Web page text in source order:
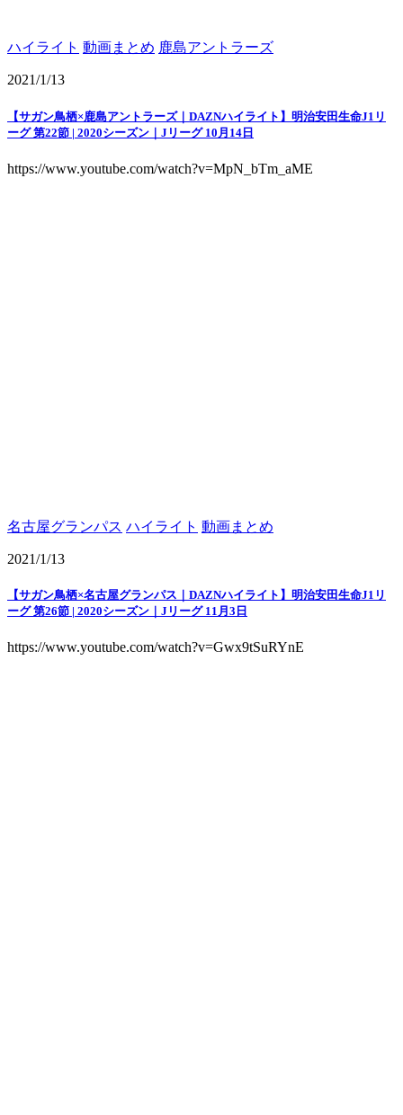
ハイライト 動画まとめ 鹿島アントラーズ
2021/1/13
【サガン鳥栖×鹿島アントラーズ｜DAZNハイライト】明治安田生命J1リ
ーグ 第22節 | 2020シーズン｜Jリーグ 10月14日
https://www.youtube.com/watch?v=MpN_bTm_aME
名古屋グランパス ハイライト 動画まとめ
2021/1/13
【サガン鳥栖×名古屋グランパス｜DAZNハイライト】明治安田生命J1リ
ーグ 第26節 | 2020シーズン｜Jリーグ 11月3日
https://www.youtube.com/watch?v=Gwx9tSuRYnE